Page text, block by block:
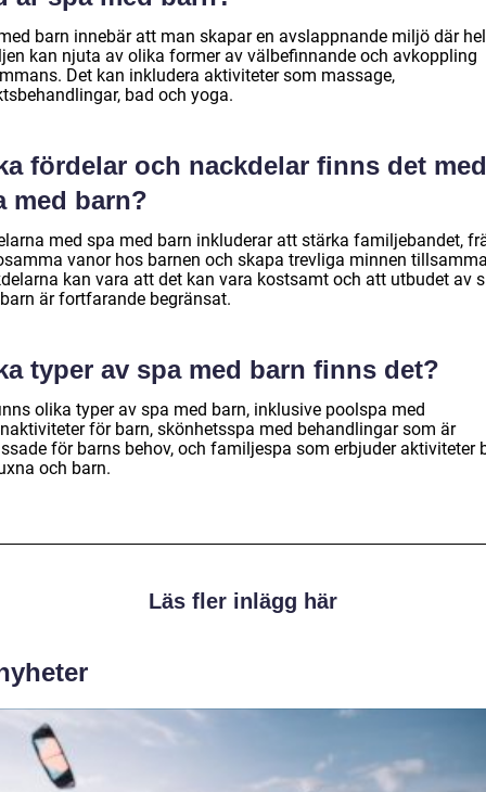
barn innebär att man skapar en avslappnande miljö där
kan njuta av olika former av välbefinnande och avkoppling
Det kan inkludera aktiviteter som massage,
bad och yoga.
fördelar och nackdelar finns det med
med barn?
med spa med barn inkluderar att stärka familjebandet,
vanor hos barnen och skapa trevliga minnen
kan vara att det kan vara kostsamt och att utbudet av
är fortfarande begränsat.
typer av spa med barn finns det?
olika typer av spa med barn, inklusive poolspa med
för barn, skönhetsspa med behandlingar som är
för barns behov, och familjespa som erbjuder aktiviteter
och barn.
Läs fler inlägg här